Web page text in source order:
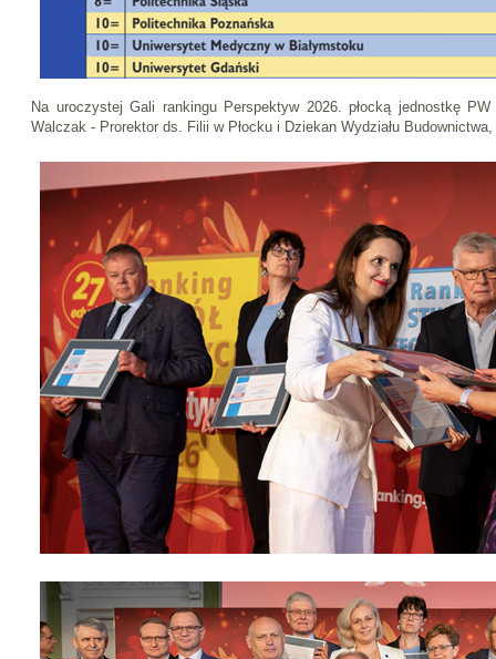
Na uroczystej Gali rankingu Perspektyw 2026. płocką jednostkę PW
Walczak - Prorektor ds. Filii w Płocku i Dziekan Wydziału